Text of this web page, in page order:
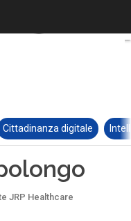
Cittadinanza digitale
JRP Healthcare